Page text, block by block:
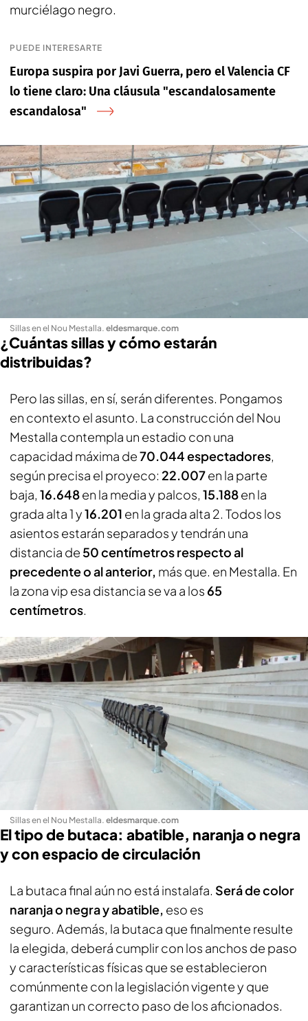
murciélago negro.
PUEDE INTERESARTE
Europa suspira por Javi Guerra, pero el Valencia CF
lo tiene claro: Una cláusula "escandalosamente
escandalosa"
Sillas en el Nou Mestalla. eldesmarque.com
¿Cuántas sillas y cómo estarán
distribuidas?
Pero las sillas, en sí, serán diferentes. Pongamos
en contexto el asunto. La construcción del Nou
Mestalla contempla un estadio con una
capacidad máxima de70.044 espectadores,
según precisa el proyeco: 22.007en la parte
baja, 16.648en la media y palcos, 15.188en la
grada alta 1 y16.201 en la grada alta 2. Todos los
asientos estarán separados y tendrán una
distancia de 50 centímetros respecto al
precedente o al anterior, más que. en Mestalla. En
la zona vip esa distancia se va a los 65
centímetros.
Sillas en el Nou Mestalla. eldesmarque.com
El tipo de butaca: abatible, naranja o negra
y con espacio de circulación
La butaca final aún no está instalafa. Será de color
naranja o negra y abatible, eso es
seguro. Además, la butaca que finalmente resulte
la elegida, deberá cumplir con los anchos de paso
y características físicas que se establecieron
comúnmente con la legislación vigente y que
garantizan un correcto paso de los aficionados.